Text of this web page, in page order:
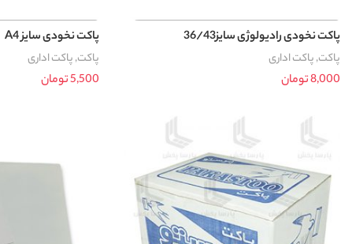
پاکت نخودی رادیولوژی سایز36/43
پاکت,پاکت اداری
8,000تومان
پاکت نخودی سایز A4
پاکت,پاکت اداری
5,500تومان